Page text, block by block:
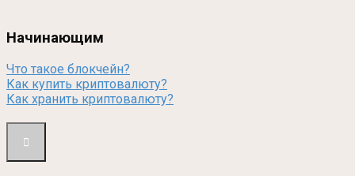
Начинающим
Что такое блокчейн?
Как купить криптовалюту?
Как хранить криптовалюту?